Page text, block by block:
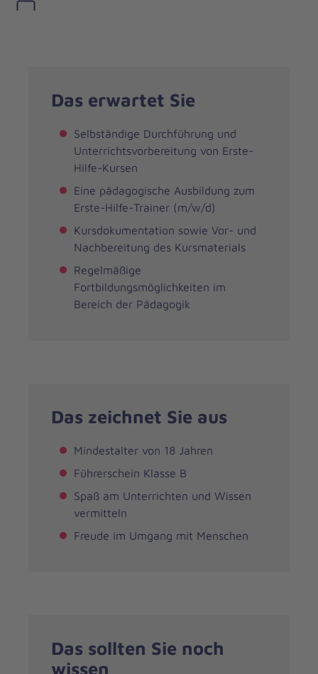
Das erwartet Sie
Selbständige Durchführung und
Unterrichtsvorbereitung von Erste-
Hilfe-Kursen
Eine pädagogische Ausbildung zum
Erste-Hilfe-Trainer (m/w/d)
Kursdokumentation sowie Vor- und
Nachbereitung des Kursmaterials
Regelmäßige
Fortbildungsmöglichkeiten im
Bereich der Pädagogik
Das zeichnet Sie aus
Mindestalter von 18 Jahren
Führerschein Klasse B
Spaß am Unterrichten und Wissen
vermitteln
Freude im Umgang mit Menschen
Das sollten Sie noch
wissen